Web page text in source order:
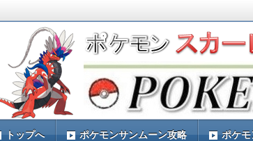
ポケモン最新情報まとめ『
ポケモンSV(スカーレットバイオレット)の攻略や最新
TIMES』 ポケモンSV(スカーレットバイオレット)の
トップへ ポケモンサンムーン攻略 ポケ